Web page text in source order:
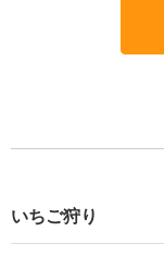
いちご狩り